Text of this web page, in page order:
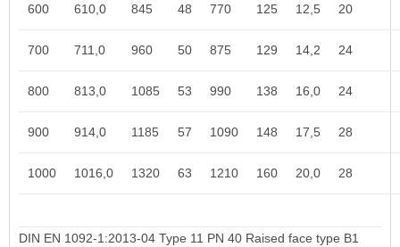
600 610,0 845 48 770 125 12,5 20
700 711,0 960 50 875 129 14,2 24
800 813,0 1085 53 990 138 16,0 24
900 914,0 1185 57 1090 148 17,5 28
1000 1016,0 1320 63 1210 160 20,0 28
DIN EN 1092-1:2013-04 Type 11 PN 40 Raised face type B1